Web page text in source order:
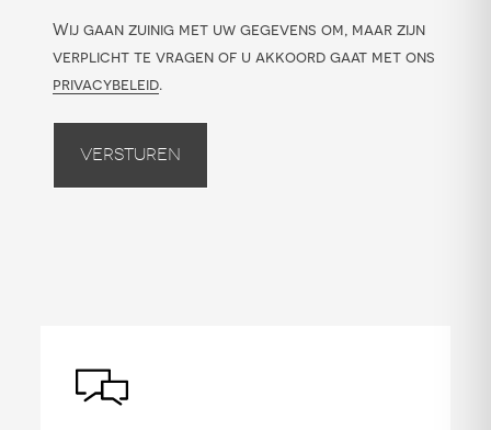
Wij gaan zuinig met uw gegevens om, maar zijn
verplicht te vragen of u akkoord gaat met ons
privacybeleid.
Versturen